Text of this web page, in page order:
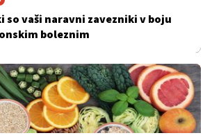
so vaši naravni zavezniki v boju
boleznim